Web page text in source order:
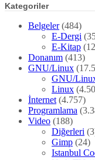
Kategoriler
Belgeler(484)
E-Dergi
E-Kitap
Donanım (413)
GNU/Linux
GNU/
Linux
İnternet (4.757)
Programlama
Video (188)
Diğerleri
Gimp (24)
Istanbul